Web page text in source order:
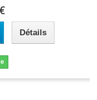
Détails